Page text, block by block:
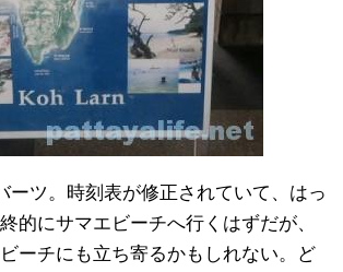
ーツ。時刻表が修正されていて、はっ
的にサマエビーチへ行くはずだが、
ーチにも立ち寄るかもしれない。ど